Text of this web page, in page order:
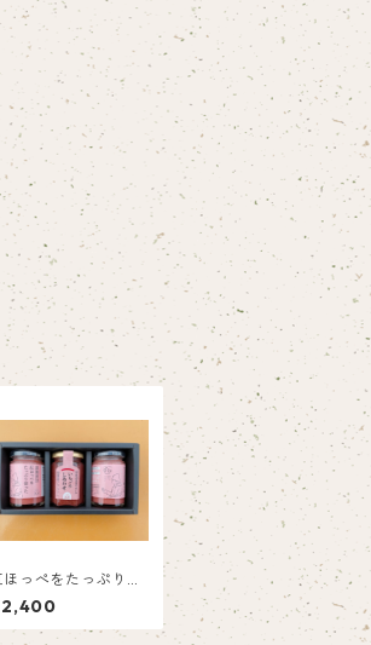
ほっぺをたっぷり使
たいちごバター2個
いちごジャム1個